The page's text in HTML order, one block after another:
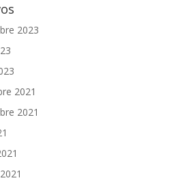
2023
2021
2021